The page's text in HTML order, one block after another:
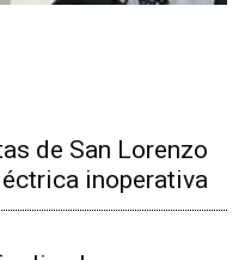
de San Lorenzo
inoperativa